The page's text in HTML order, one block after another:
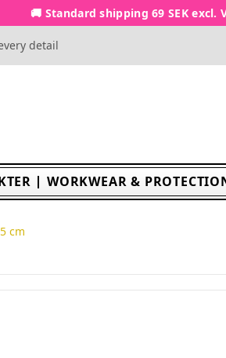
🚚 Standard shipping 69 SEK excl.
detail
WORKWEAR &
cm